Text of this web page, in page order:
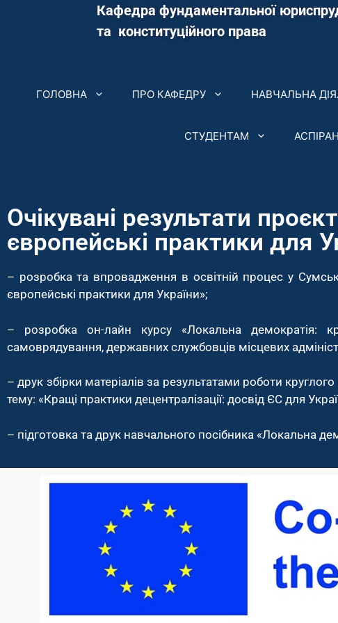
Кафедра фундаментальної
та конституційного права
ГОЛОВНА ПРО КАФЕДРУ НАВЧАЛЬНА
СТУДЕНТАМ
Очікувані результати
європейські практики для
– розробка та впровадження в освітній процес у
європейські практики для України»;
– розробка он-лайн курсу «Локальна демократія:
самоврядування, державних службовців місцевих
– друк збірки матеріалів за результатами роботи
тему: «Кращі практики децентралізації: досвід ЄС для
– підготовка та друк навчального посібника «Локальна